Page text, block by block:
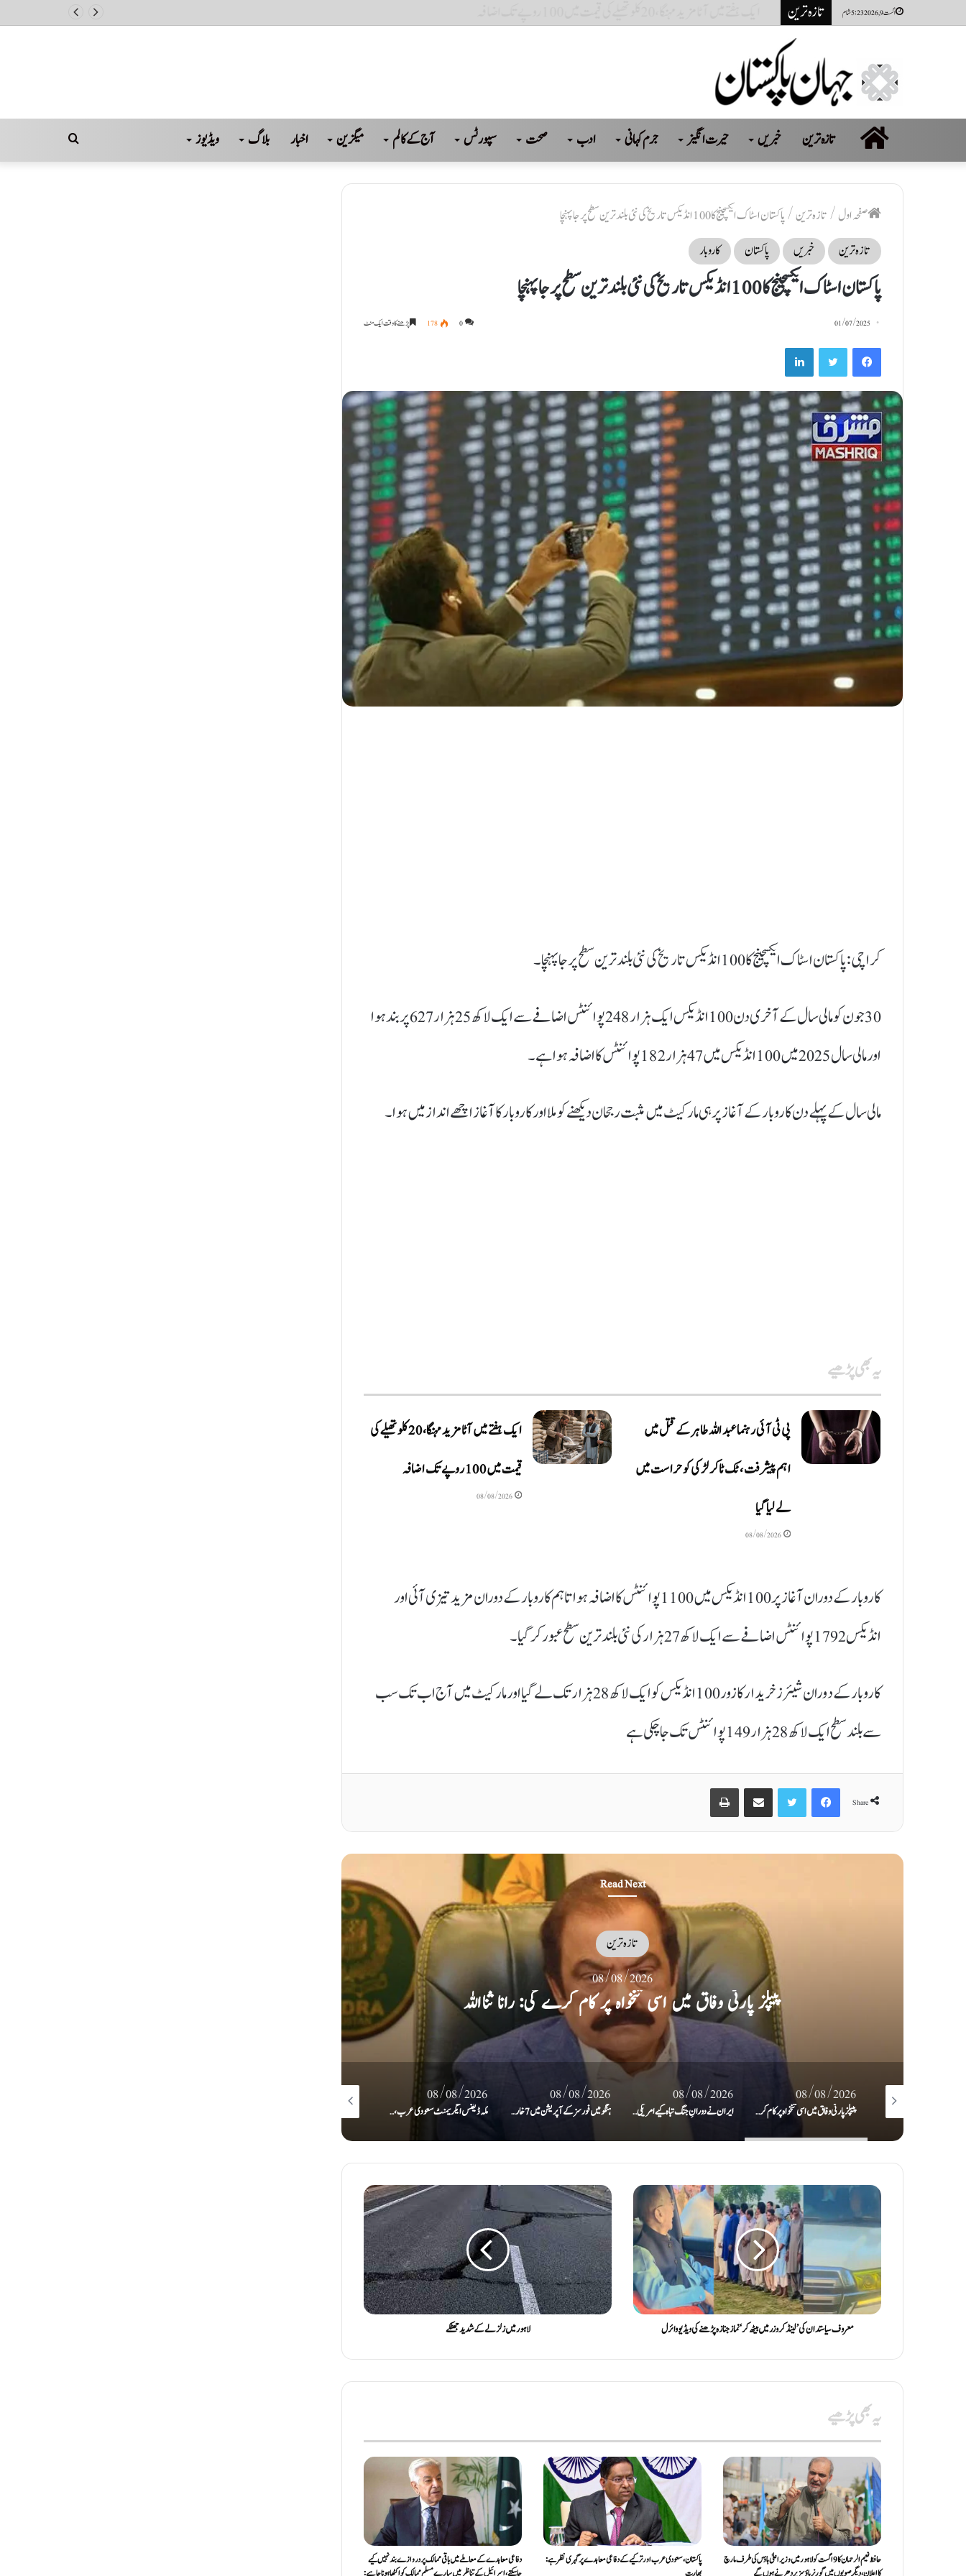
اگست 9, 2026 5:23 شام تازہ ترین
صفحہ
اول
تازہ ترین خبریں حیرت انگیز جرم کہانی ادب صحت سپورٹس آج کے کالم میگزین اخبار بلاگ ویڈیوز Search
صفحہ اول /تازہ ترین/پاکستان اسٹاک ایکسچینج کا 100 انڈیکس تاریخ کی نئی بلند ترین سطح پر جا پہنچا
تازہ ترین
خبریں پاکستان کاروبار
پاکستان اسٹاک ایکسچینج کا 100 انڈیکس تاریخ کی نئی بلند ترین سطح پر جا پہنچا
01/07/2025
0
178 پڑھنے کا وقت ایک منٹ
Facebook
Twitter
LinkedIn
کراچی: پاکستان اسٹاک ایکسچینج کا 100 انڈیکس تاریخ کی نئی بلند ترین سطح پر جا پہنچا۔
30 جون کو مالی سال کے آخری دن 100 انڈیکس ایک ہزار248 پوائنٹس اضافے سے ایک لاکھ 25 ہزار 627 پر بند ہوا
اور مالی سال 2025 میں 100 انڈیکس میں 47 ہزار 182 پوائنٹس کا اضافہ ہوا ہے۔
مالی سال کے پہلے دن کاروبار کے آغاز پر ہی مارکیٹ میں مثبت رجحان دیکھنے کو ملا اور کاروبار کا آغاز اچھے انداز میں ہوا۔
یہ بھی پڑھیے
پی ٹی آئی رہنما عبداللہ طاہر کے قتل میں
اہم پیشرفت، ٹک ٹاکر لڑکی کو حراست میں
لے لیا گیا
08/08/2026
ایک ہفتے میں آٹا مزید مہنگا، 20 کلو تھیلے کی
قیمت میں 100 روپے تک اضافہ
08/08/2026
کاروبار کے دوران آغاز پر 100 انڈیکس میں 1100 پوائنٹس کا اضافہ ہوا تاہم کاروبار کے دوران مزید تیزی آئی اور
انڈیکس 1792 پوائنٹس اضافے سے ایک لاکھ 27 ہزار کی نئی بلند ترین سطح عبور کرگیا۔
کاروبار کےد وران شیئرز خریدار کا زور 100 انڈیکس کو ایک لاکھ 28 ہزار تک لے گیا اور مارکیٹ میں آج اب تک سب
سے بلند سطح ایک لاکھ 28 ہزار 149 پوائنٹس تک جاچکی ہے
Share
Facebook
Twitter
Share via Email
Print
Read Next
تازہ ترین
08/08/2026
ایران نے دورانِ جنگ تباہ کیے امریکی و اسرائیلی طیارے نمائش کیلئے پیش کر دیے
08/08/2026
ایران نے دورانِ جنگ تباہ کیے امریکی و اسرائیلی طیارے نمائش کیلئے پیش کر دیے
08/08/2026
ہنگو میں فورسز کے آپریشن میں 7 خارجی دہشتگرد ہلاک، بہادری سے لڑتے ہوئے کیپٹن شہید
08/08/2026
مکہ ڈیفنس ایگریمنٹ سعودی عرب، پاکستان، ترکیہ کے محفوظ مستقبل کی ضمانت ہے: بلاول
08/08/2026
بلوچستان: سیکیورٹی فورسز کا آپریشن رَد الفتنہ 3، فتنہ الہندوستان کے 3 دہشت گرد ہلاک
08/08/2026
معروف سیاستدان کی ’لینڈ کروزر میں بیٹھ کر‘ نماز جنازہ پڑھنے کی ویڈیو وائرل لاہور میں زلزلے کے شدید جھٹکے
یہ بھی پڑھیے
حافظ نعیم الرحمان کا 9 اگست کو لاہور میں وزیر اعلیٰ ہاؤس کی طرف مارچ
کا اعلان، دیگر صوبوں میں گورنر ہاؤسز پر دھرنے ہوں گے
پاکستان، سعودی عرب اور ترکیے کے دفاعی معاہدے پر گہری نظر ہے:
بھارت
دفاعی معاہدےکے معاملے میں باقی ممالک پر دروازے بند نہیں کیے
جاسکتے، اسرائیل کے تناظر میں سارے مسلم ممالک کو اکٹھا ہونا چاہیے: